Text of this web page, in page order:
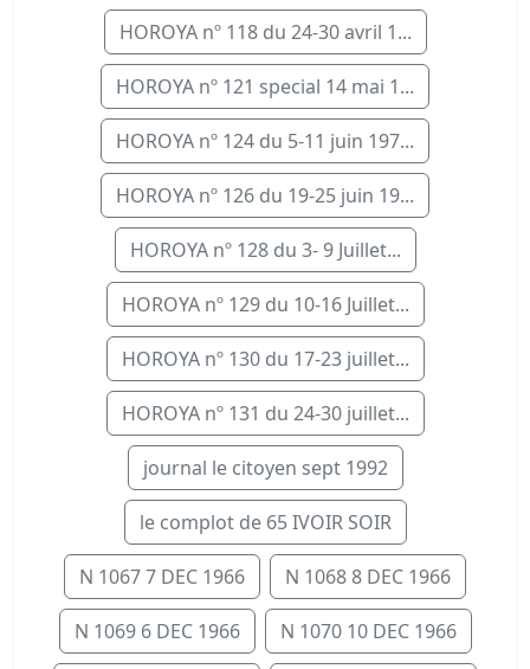
HOROYA nº 118 du 24-30 avril 1...
HOROYA nº 121 special 14 mai 1...
HOROYA nº 124 du 5-11 juin 197...
HOROYA nº 126 du 19-25 juin 19...
HOROYA nº 128 du 3- 9 Juillet...
HOROYA nº 129 du 10-16 Juillet...
HOROYA nº 130 du 17-23 juillet...
HOROYA nº 131 du 24-30 juillet...
journal le citoyen sept 1992
le complot de 65 IVOIR SOIR
N 1067 7 DEC 1966 N 1068 8 DEC 1966
N 1069 6 DEC 1966 N 1070 10 DEC 1966